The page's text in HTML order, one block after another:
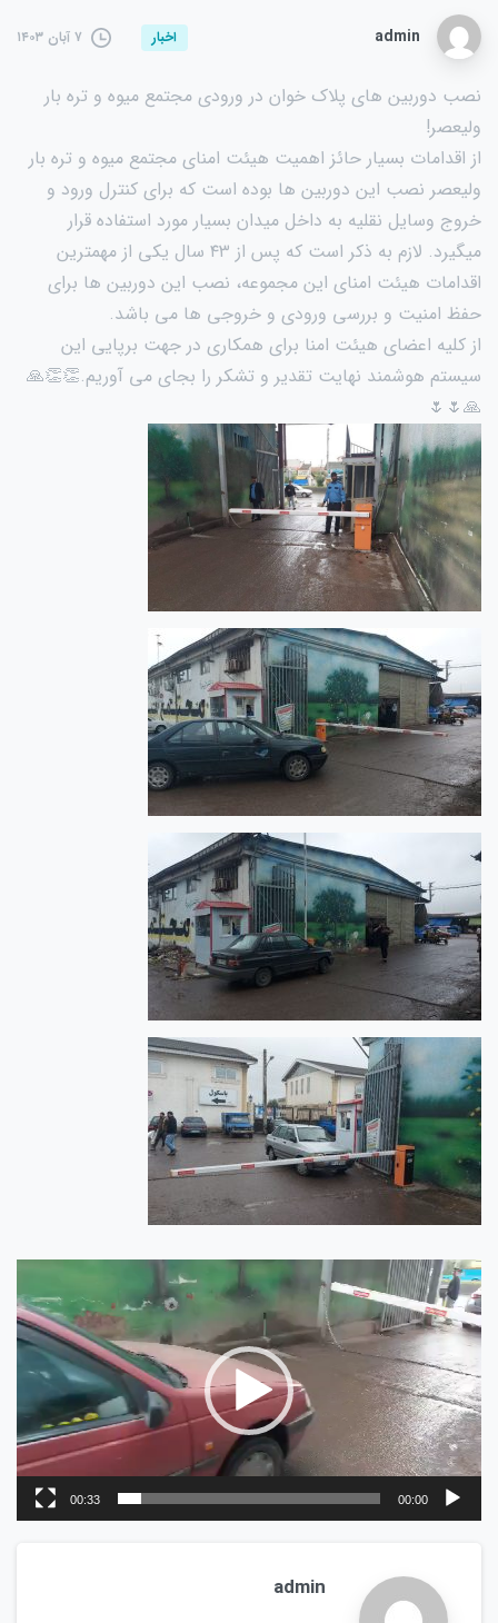
admin اخبار ۷ آبان ۱۴۰۳
نصب دوربین های پلاک خوان در ورودی مجتمع میوه و تره بار
ولیعصر!
از اقدامات بسیار حائز اهمیت هیئت امنای مجتمع میوه و تره بار
ولیعصر نصب این دوربین ها بوده است که برای کنترل ورود و
خروج وسایل نقلیه به داخل میدان بسیار مورد استفاده قرار
میگیرد. لازم به ذکر است که پس از ۴۳ سال یکی از مهمترین
اقدامات هیئت امنای این مجموعه، نصب این دوربین ها برای
حفظ امنیت و بررسی ورودی و خروجی ها می باشد.
از کلیه اعضای هیئت امنا برای همکاری در جهت برپایی این
سیستم هوشمند نهایت تقدیر و تشکر را بجای می آوریم.👏👏🙏
🙏🌷🌷
نمایشگر
ویدیو
00:00
00:33
admin